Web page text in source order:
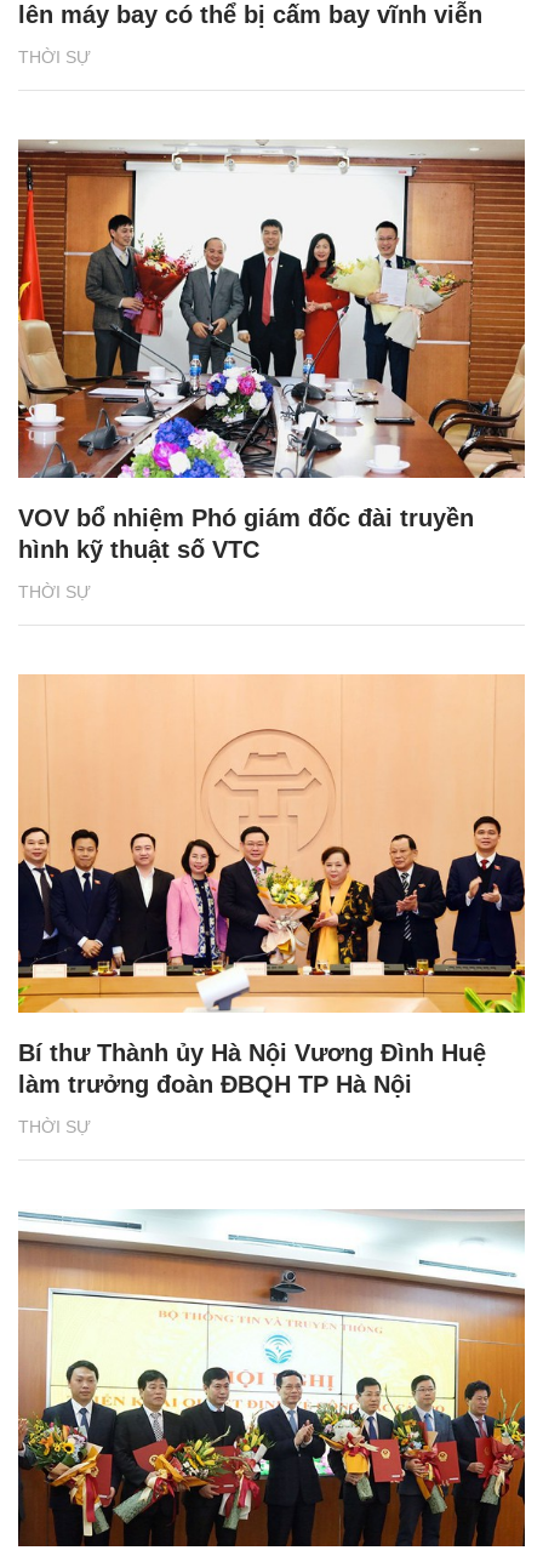
THỜI SỰ
lên máy bay có thể bị cấm bay vĩnh viễn
THỜI SỰ
VOV bổ nhiệm Phó giám đốc đài truyền
hình kỹ thuật số VTC
THỜI SỰ
Bí thư Thành ủy Hà Nội Vương Đình Huệ
làm trưởng đoàn ĐBQH TP Hà Nội